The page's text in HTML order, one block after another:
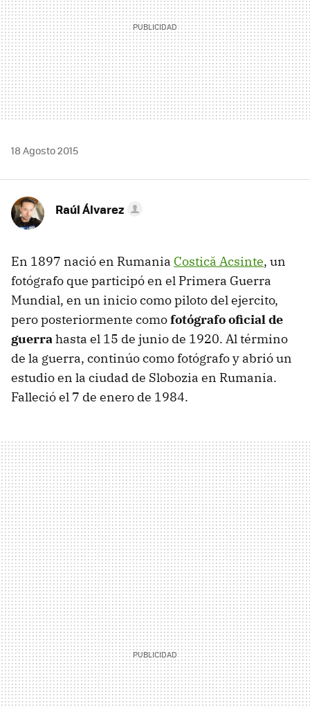
18 Agosto 2015
Raúl Álvarez
En 1897 nació en Rumania Costică Acsinte, un
fotógrafo que participó en el Primera Guerra
Mundial, en un inicio como piloto del ejercito,
pero posteriormente comofotógrafo oficial de
guerrahasta el 15 de junio de 1920. Al término
de la guerra, continúo como fotógrafo y abrió un
estudio en la ciudad de Slobozia en Rumania.
Falleció el 7 de enero de 1984.